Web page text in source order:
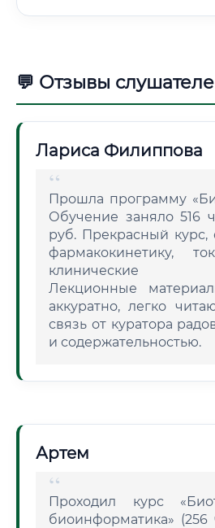
💬 Отзывы
Лариса Филиппова
Прошла программу
Обучение заняло 516
руб. Прекрасный
фармакокинетику,
клинические
Лекционные
аккуратно, легко
связь от куратора
и содержательностью.
Артем
Проходил курс
биоинформатика» (256